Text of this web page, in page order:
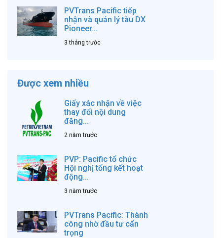
PVTrans Pacific tiếp
nhận và quản lý tàu DX
Pioneer...
3 tháng trước
Được xem nhiều
Giấy xác nhận về việc
thay đổi nội dung
đăng...
2 năm trước
PVP: Pacific tổ chức
Hội nghị tổng kết hoạt
động...
3 năm trước
PVTrans Pacific: Thành
công nhờ đầu tư cẩn
trọng